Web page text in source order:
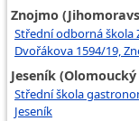
Znojmo
Střední odborná škola
Dvořákova 1594/19,
Jeseník
Střední škola
Jeseník